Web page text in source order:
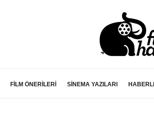
FİLM ÖNERİLERİ SİNEMA YAZILARI